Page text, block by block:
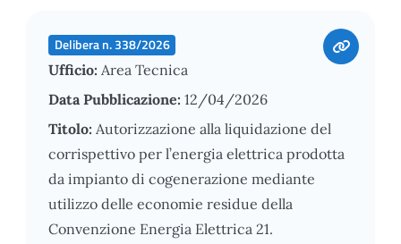
Delibera n. 338/2026
Ufficio: Area Tecnica
Data Pubblicazione: 12/04/2026
Titolo: Autorizzazione alla liquidazione del
corrispettivo per l’energia elettrica prodotta
da impianto di cogenerazione mediante
utilizzo delle economie residue della
Convenzione Energia Elettrica 21.